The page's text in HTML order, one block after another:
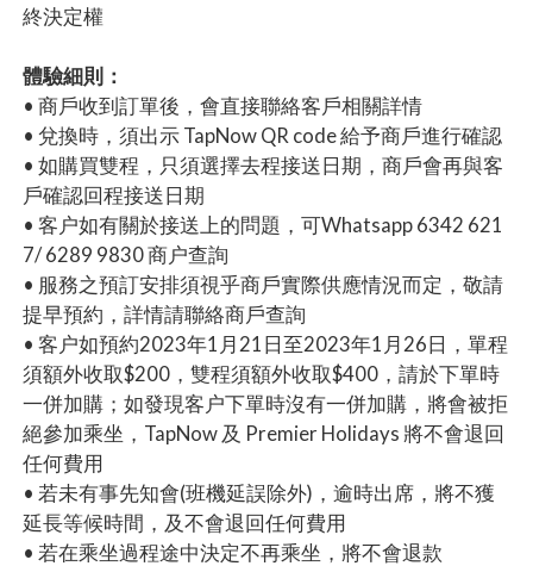
終決定權
體驗細則：
• 商戶收到訂單後，會直接聯絡客戶相關詳情
• 兌換時，須出示 TapNow QR code 給予商戶進行確認
• 如購買雙程，只須選擇去程接送日期，商戶會再與客
戶確認回程接送日期
• 客户如有關於接送上的問題，可Whatsapp 6342 621
7/ 6289 9830 商户查詢
• 服務之預訂安排須視乎商戶實際供應情況而定，敬請
提早預約，詳情請聯絡商戶查詢
• 客户如預約2023年1月21日至2023年1月26日，單程
須額外收取$200，雙程須額外收取$400，請於下單時
一併加購；如發現客户下單時沒有一併加購，將會被拒
絕參加乘坐，TapNow 及 Premier Holidays 將不會退回
任何費用
• 若未有事先知會(班機延誤除外)，逾時出席，將不獲
延長等候時間，及不會退回任何費用
• 若在乘坐過程途中決定不再乘坐，將不會退款